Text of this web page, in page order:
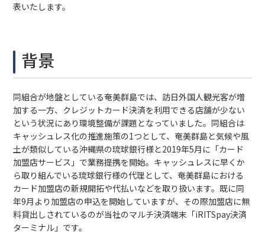
表いたします。
背景
同組合が地盤としている奄美群島では、訪日外国人観光客が増
加する一方、クレジットカード決済を利用できる店舗が少ない
という状況にあり環境整備が課題となっていました。同組合は
キャッシュレス化の推進施策の1つとして、奄美群島と気候や風
土が類似している沖縄県の琉球銀行様と2019年5月に「カード
加盟店サービス」で業務提携を開始。キャッシュレスに早くか
ら取り組んでいる琉球銀行様の代理として、奄美群島における
カード加盟店の新規開拓や代払いなどを取り扱います。既に同
年9月より加盟店の申込を開始していますが、その際加盟店に無
料貸出しされているのが当社のマルチ決済端末「iRITSpay決済
ターミナル」です。